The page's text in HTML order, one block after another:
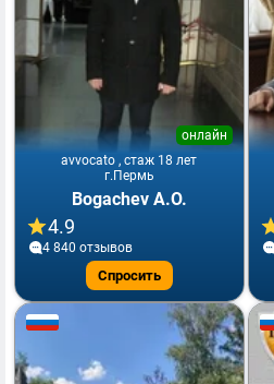
avvocato , стаж 18 лет
онлайн
г.Пермь
Bogachev A.O.
4.9
4 840 отзывов
Спросить